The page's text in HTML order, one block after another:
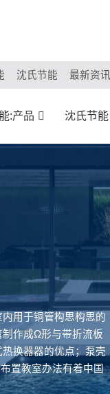
沈氏节能 最新资讯
:产品 沈氏节能
用于铜管构思构思的
作成Ω形与带折流板
换器器的优点；泵壳
置教室办法有着中国